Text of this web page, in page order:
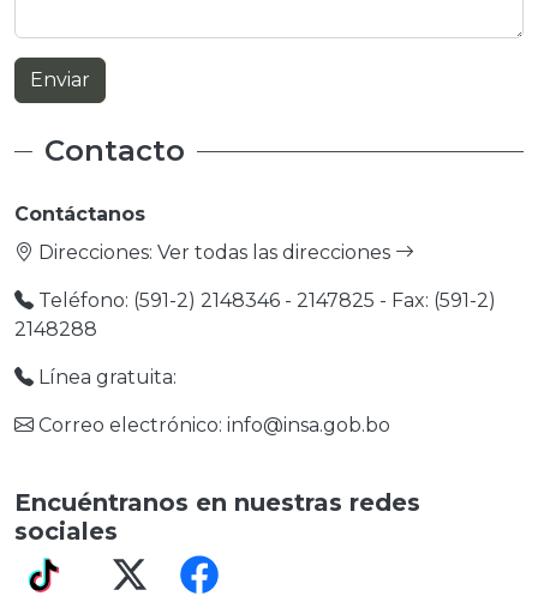
Contacto
Contáctanos
Direcciones: Ver todas las direcciones
Teléfono: (591-2) 2148346 - 2147825 - Fax: (591-2)
2148288
Línea gratuita:
Correo electrónico: info@insa.gob.bo
Encuéntranos en nuestras redes
sociales